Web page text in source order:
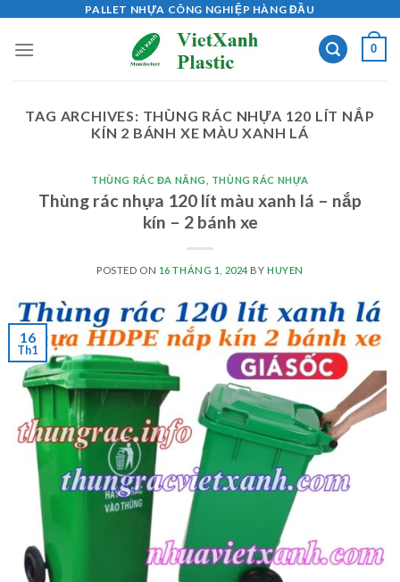
content
PALLET NHỰA CÔNG NGHIỆP HÀNG ĐẦU
0
TAG ARCHIVES: THÙNG RÁC NHỰA 120 LÍT NẮP
KÍN 2 BÁNH XE MÀU XANH LÁ
THÙNG RÁC ĐA NĂNG THÙNG RÁC NHỰA
Thùng rác nhựa 120 lít màu xanh lá – nắp
kín – 2 bánh xe
POSTED ON 16 THÁNG 1, 2024BY HUYEN
16
Th1